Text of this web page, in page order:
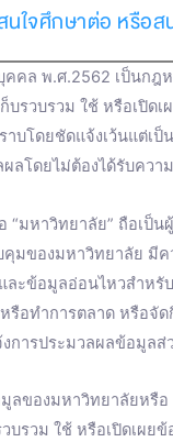
k
ใจศึกษาต่อ หรือ
คล พ.ศ.2562 เป็นกฎ
รวบรวม ใช้ หรือเปิ
บโดยชัดแจ้งเว้นแต่
ผลโดยไม่ต้องได้รับคว
“มหาวิทยาลัย” ถือเ
มของมหาวิทยาลัย มี
ะข้อมูลอ่อนไหวสำห
อทำการตลาด หรือจั
การประมวลผลข้อมูล
ของมหาวิทยาลัยหรื
วบรวม ใช้ หรือเปิดเผย